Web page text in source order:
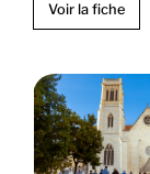
Voir la fiche